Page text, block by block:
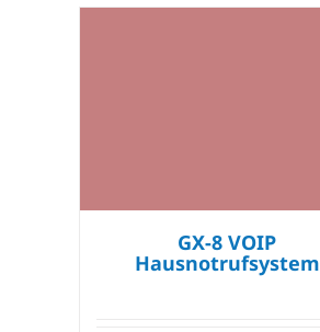
GX-8 VOIP
Hausnotrufsystem